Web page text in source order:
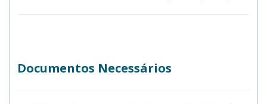
Documentos Necessários